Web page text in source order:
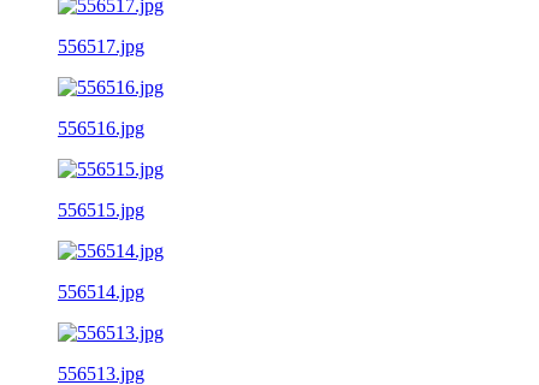
556517.jpg
556516.jpg
556515.jpg
556514.jpg
556513.jpg